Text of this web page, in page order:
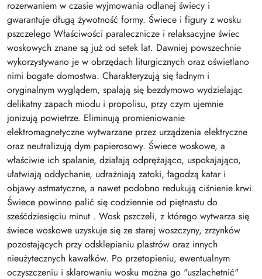
rozerwaniem w czasie wyjmowania odlanej świecy i
gwarantuje długą żywotność formy. Świece i figury z wosku
pszczelego Właściwości paralecznicze i relaksacyjne świec
woskowych znane są już od setek lat. Dawniej powszechnie
wykorzystywano je w obrzędach liturgicznych oraz oświetlano
nimi bogate domostwa. Charakteryzują się ładnym i
oryginalnym wyglądem, spalają się bezdymowo wydzielając
delikatny zapach miodu i propolisu, przy czym ujemnie
jonizują powietrze. Eliminują promieniowanie
elektromagnetyczne wytwarzane przez urządzenia elektryczne
oraz neutralizują dym papierosowy. Świece woskowe, a
właściwie ich spalanie, działają odprężająco, uspokajająco,
ułatwiają oddychanie, udrażniają zatoki, łagodzą katar i
objawy astmatyczne, a nawet podobno redukują ciśnienie krwi.
Świece powinno palić się codziennie od piętnastu do
sześćdziesięciu minut . Wosk pszczeli, z którego wytwarza się
świece woskowe uzyskuje się ze starej woszczyny, zrzynków
pozostających przy odsklepianiu plastrów oraz innych
nieużytecznych kawałków. Po przetopieniu, ewentualnym
oczyszczeniu i sklarowaniu wosku można go "uszlachetnić"